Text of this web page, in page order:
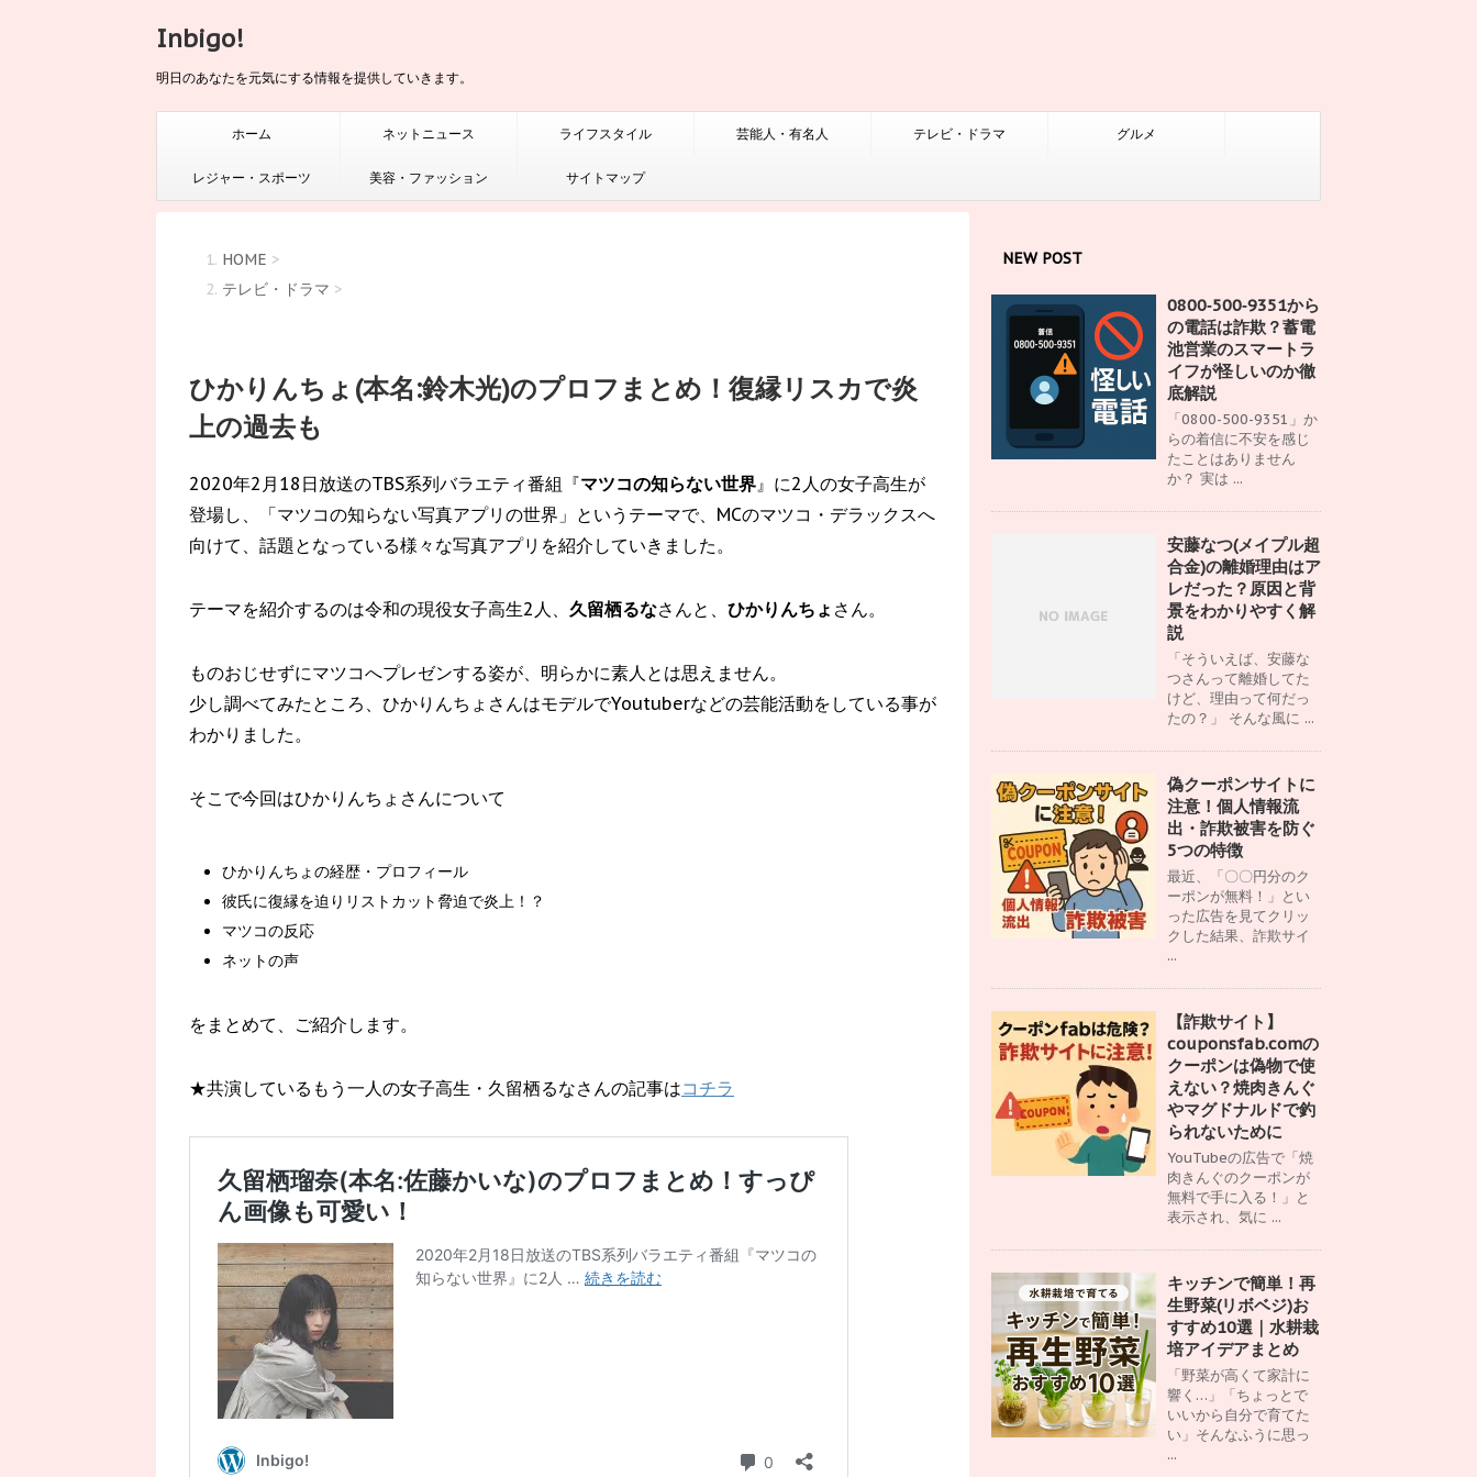
Inbigo!
明日のあなたを元気にする情報を提供していきます。
ホーム ネットニュース ライフスタイル 芸能人・有名人 テレビ・ドラマ グルメ
レジャー・スポーツ 美容・ファッション サイトマップ
HOME >
テレビ・ドラマ >
ひかりんちょ(本名:鈴木光)のプロフまとめ！復縁リスカで炎
上の過去も
2020年2月18日放送のTBS系列バラエティ番組『マツコの知らない世界』に2人の女子高生が
登場し、「マツコの知らない写真アプリの世界」というテーマで、MCのマツコ・デラックスへ
向けて、話題となっている様々な写真アプリを紹介していきました。
テーマを紹介するのは令和の現役女子高生2人、 久留栖るなさんと、 ひかりんちょ さん。
ものおじせずにマツコへプレゼンする姿が、明らかに素人とは思えません。
少し調べてみたところ、ひかりんちょさんはモデルでYoutuberなどの芸能活動をしている事が
わかりました。
そこで今回はひかりんちょさんについて
ひかりんちょの経歴・プロフィール
彼氏に復縁を迫りリストカット脅迫で炎上！？
マツコの反応
ネットの声
をまとめて、ご紹介します。
★共演しているもう一人の女子高生・久留栖るなさんの記事はコチラ
NEW POST
0800‑500‑9351から
の電話は詐欺？蓄電
池営業のスマートラ
イフが怪しいのか徹
底解説
「0800-500-9351」か
らの着信に不安を感じ
たことはありません
か？ 実は ...
安藤なつ(メイプル超
合金)の離婚理由はア
レだった？原因と背
景をわかりやすく解
説
「そういえば、安藤な
つさんって離婚してた
けど、理由って何だっ
たの？」 そんな風に ...
偽クーポンサイトに
注意！個人情報流
出・詐欺被害を防ぐ
5つの特徴
最近、「〇〇円分のク
ーポンが無料！」とい
った広告を見てクリッ
クした結果、詐欺サイ
...
【詐欺サイト】
couponsfab.comの
クーポンは偽物で使
えない？焼肉きんぐ
やマグドナルドで釣
られないために
YouTubeの広告で「焼
肉きんぐのクーポンが
無料で手に入る！」と
表示され、気に ...
キッチンで簡単！再
生野菜(リボベジ)お
すすめ10選｜水耕栽
培アイデアまとめ
「野菜が高くて家計に
響く…」「ちょっとで
いいから自分で育てた
い」そんなふうに思っ
...